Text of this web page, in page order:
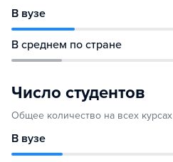
В вузе
В среднем по стране
Число студентов
Общее количество на всех курсах
В вузе